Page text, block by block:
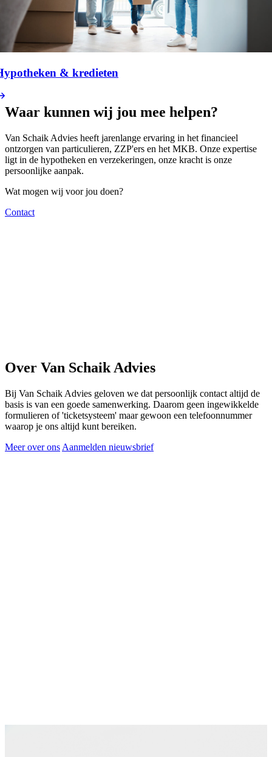
& kredieten
Waar kunnen wij jou mee helpen?
Van Schaik Advies heeft jarenlange ervaring in het financieel
ontzorgen van particulieren, ZZP'ers en het MKB. Onze expertise
ligt in de hypotheken en verzekeringen, onze kracht is onze
persoonlijke aanpak.
Wat mogen wij voor jou doen?
Contact
Over Van Schaik Advies
Bij Van Schaik Advies geloven we dat persoonlijk contact altijd de
basis is van een goede samenwerking. Daarom geen ingewikkelde
formulieren of 'ticketsysteem' maar gewoon een telefoonnummer
waarop je ons altijd kunt bereiken.
Meer over ons Aanmelden nieuwsbrief